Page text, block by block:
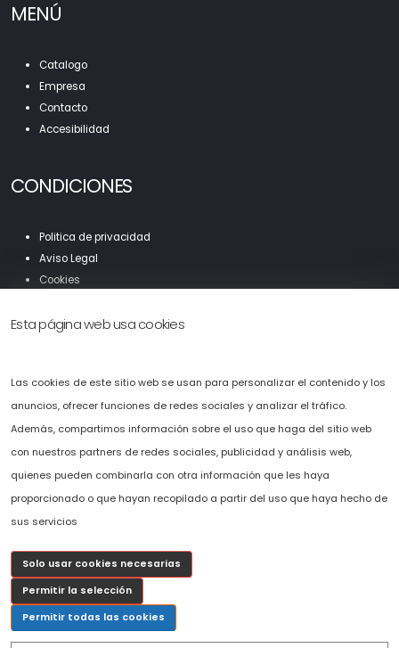
MENÚ
Catalogo
Empresa
Contacto
Accesibilidad
CONDICIONES
Politica de privacidad
Aviso Legal
Cookies
Accesibilidad
Solicítenos presupuesto sin compromiso.
Puede ponerse en contacto con nosotros llamando al+34 696 478 407
completando el fomulario de solicitud de presupuesto que hemos
puesto a su disposición en la web.
cosmov@cosmov.es
Esta página web usa cookies
Las cookies de este sitio web se usan para personalizar el contenido y los
anuncios, ofrecer funciones de redes sociales y analizar el tráfico.
Además, compartimos información sobre el uso que haga del sitio web
con nuestros partners de redes sociales, publicidad y análisis web,
quienes pueden combinarla con otra información que les haya
proporcionado o que hayan recopilado a partir del uso que haya hecho de
sus servicios
Solo usar cookies necesarias
Permitir la selección
Permitir todas las cookies